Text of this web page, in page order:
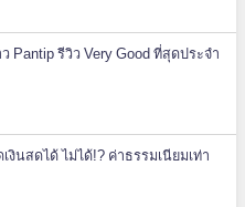
Pantip รีวิว Very Good ที่สุดประจำ
งินสดได้ ไม่ได้!? ค่าธรรมเนียมเท่า